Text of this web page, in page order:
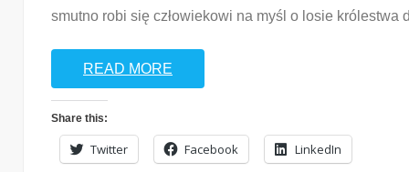
smutno robi się człowiekowi na myśl o losie królestwa
READ MORE
Share this:
Twitter Facebook LinkedIn